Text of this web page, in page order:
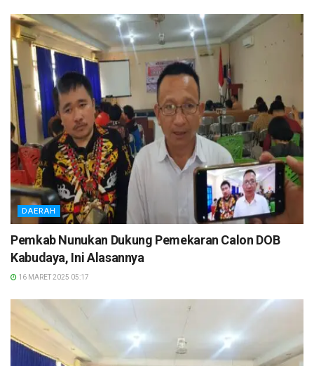
DAERAH
Pemkab Nunukan Dukung Pemekaran Calon DOB
Kabudaya, Ini Alasannya
16 MARET 2025 05:17